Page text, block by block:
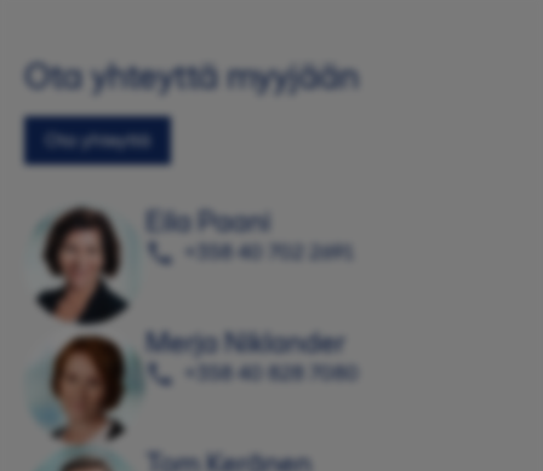
Ota yhteyttä myyjään
Ota yhteyttä
Eila Paani
+358 40 702 2691
Merja Niklander
+358 40 828 7080
Tom Keränen